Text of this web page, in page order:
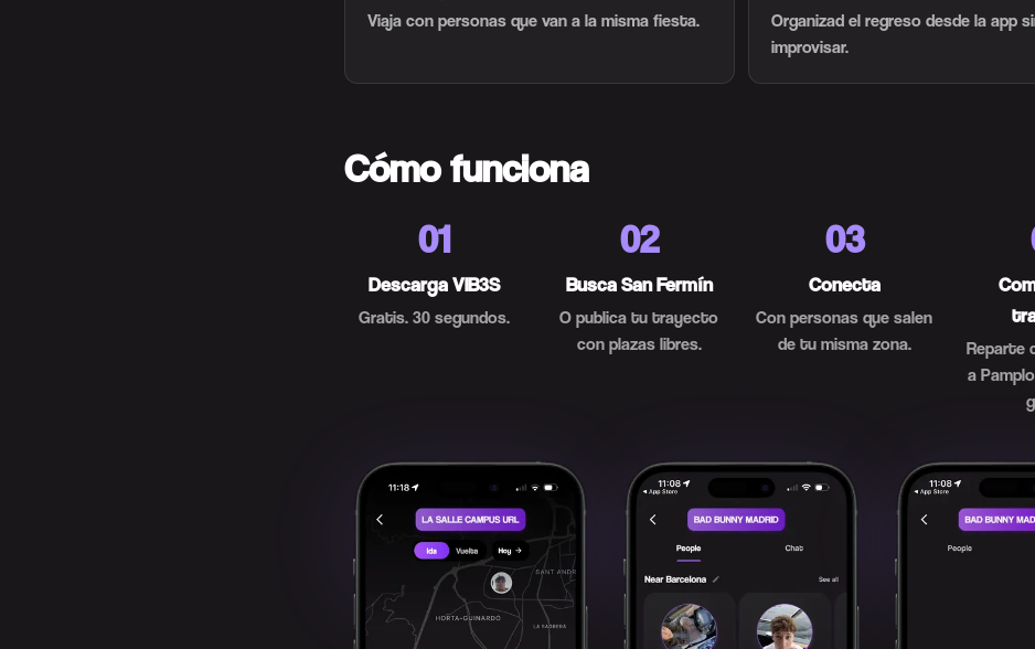
Viaja con personas que van a la misma fiesta.
Organizad el regreso desde la app
improvisar.
Cómo funciona
01
Descarga VIB3S
Gratis. 30 segundos.
02
Busca San Fermín
O publica tu trayecto
con plazas libres.
03
Conecta
Con personas que salen
de tu misma zona.
Reparte
a